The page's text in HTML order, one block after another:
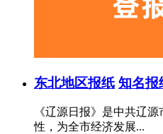
东北地区报纸 知名报
《辽源日报》是中共辽
性，为全市经济发展...